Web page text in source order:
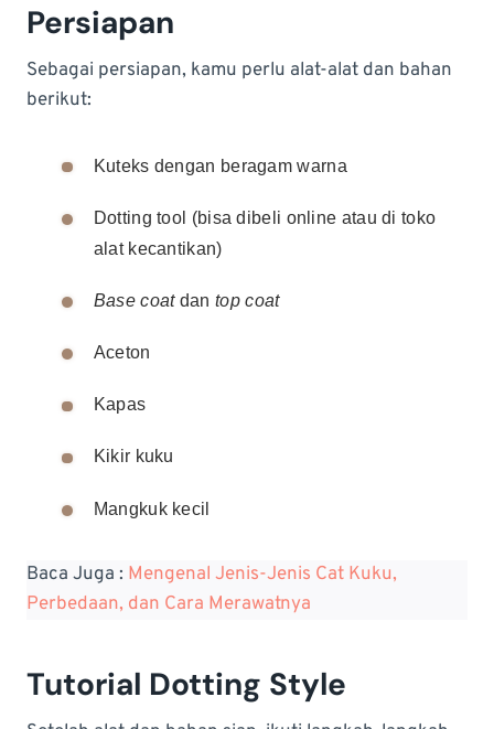
Persiapan
Sebagai persiapan, kamu perlu alat-alat dan bahan
berikut:
Kuteks dengan beragam warna
Dotting tool (bisa dibeli online atau di toko
alat kecantikan)
Base coatdan top coat
Aceton
Kapas
Kikir kuku
Mangkuk kecil
Baca Juga : Mengenal Jenis-Jenis Cat Kuku,
Perbedaan, dan Cara Merawatnya
Tutorial Dotting Style